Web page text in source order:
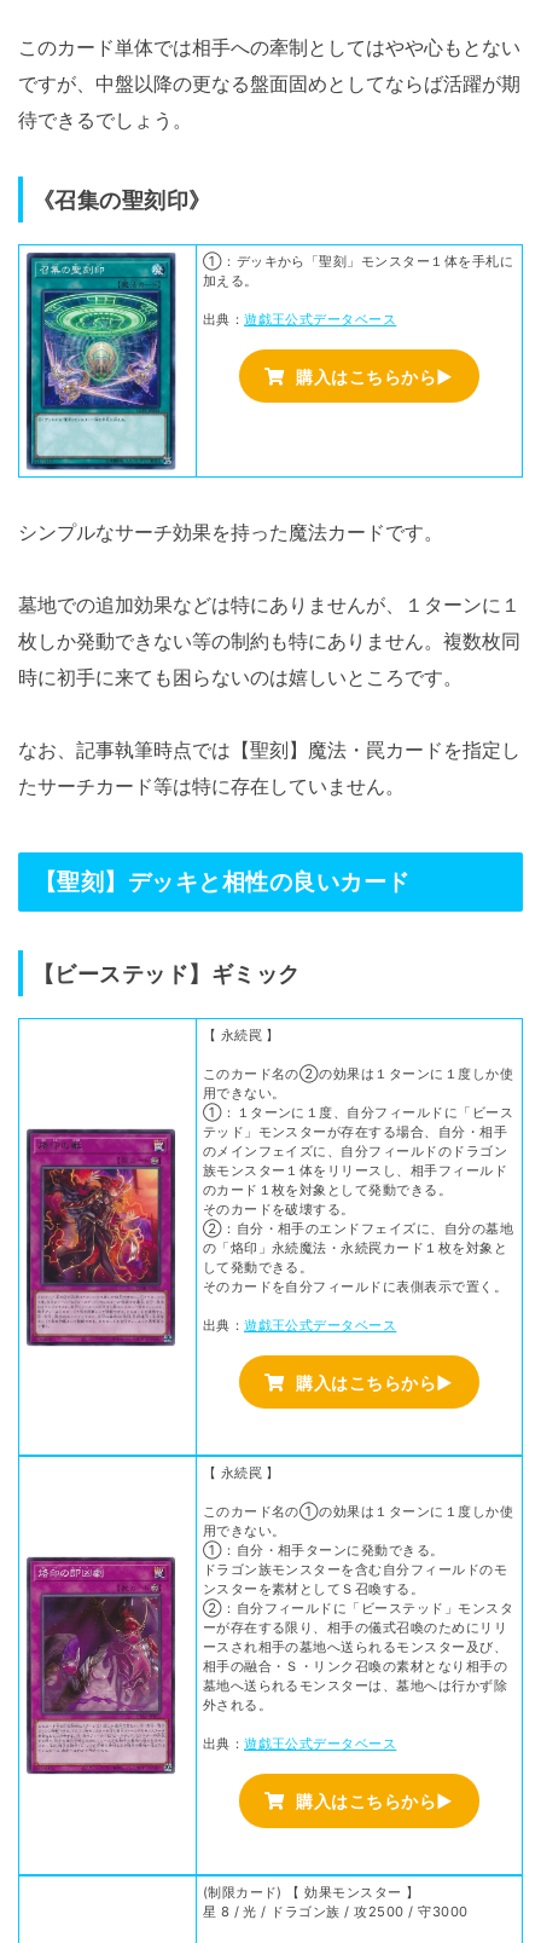
このカード単体では相手への牽制としてはやや心もとない
ですが、中盤以降の更なる盤面固めとしてならば活躍が期
待できるでしょう。
《召集の聖刻印》
①：デッキから「聖刻」モンスター１体を手札に
加える。
出典：遊戯王公式データベース
購入はこちらから▶
シンプルなサーチ効果を持った魔法カードです。
墓地での追加効果などは特にありませんが、１ターンに１
枚しか発動できない等の制約も特にありません。複数枚同
時に初手に来ても困らないのは嬉しいところです。
なお、記事執筆時点では【聖刻】魔法・罠カードを指定し
たサーチカード等は特に存在していません。
【聖刻】デッキと相性の良いカード
【ビーステッド】ギミック
【 永続罠 】
このカード名の②の効果は１ターンに１度しか使
用できない。
①：１ターンに１度、自分フィールドに「ビース
テッド」モンスターが存在する場合、自分・相手
のメインフェイズに、自分フィールドのドラゴン
族モンスター１体をリリースし、相手フィールド
のカード１枚を対象として発動できる。
そのカードを破壊する。
②：自分・相手のエンドフェイズに、自分の墓地
の「烙印」永続魔法・永続罠カード１枚を対象と
して発動できる。
そのカードを自分フィールドに表側表示で置く。
出典：遊戯王公式データベース
購入はこちらから▶
【 永続罠 】
このカード名の①の効果は１ターンに１度しか使
用できない。
①：自分・相手ターンに発動できる。
ドラゴン族モンスターを含む自分フィールドのモ
ンスターを素材としてＳ召喚する。
②：自分フィールドに「ビーステッド」モンスタ
ーが存在する限り、相手の儀式召喚のためにリリ
ースされ相手の墓地へ送られるモンスター及び、
相手の融合・Ｓ・リンク召喚の素材となり相手の
墓地へ送られるモンスターは、墓地へは行かず除
外される。
出典：遊戯王公式データベース
購入はこちらから▶
(制限カード) 【 効果モンスター 】
星 8 / 光 / ドラゴン族 / 攻2500 / 守3000